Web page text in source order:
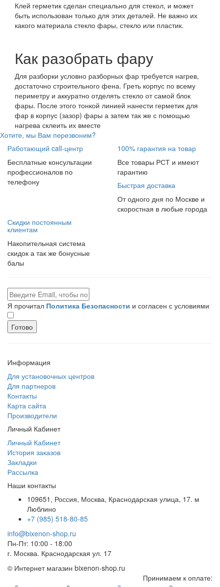
Клей герметик сделан специально для стекол, и может
быть использован только для этих деталей. Не важно их
какого материала стекло фары, стекло или пластик.
Как разобрать фару
Для разборки условно разборных фар требуется нагрев,
достаточно строительного фена. Греть корпус по всему
периметру и аккуратно отделять стекло от самой блок
фары. После этого тонкой линией нанести герметик для
фар в корпус (зазор) фары а затем так же с помощью
нагрева склеить их вместе
Хотите, мы Вам перезвоним?
Работающий call-центр
Бесплатные консультации
профессионалов по
телефону
100% гарантия на товар
Все товары РСТ и имеют
гарантию
Быстрая доставка
От одного дня по Москве и
скоростная в любые города
Скидки постоянным
клиентам
Накопительная система
скидок а так же бонусные
балы
Я прочитал Политика Безопасности и согласен с условиями
Готово
Информация
Для установочных центров
Для партнеров
Контакты
Карта сайта
Производители
Личный Кабинет
Личный Кабинет
История заказов
Закладки
Рассылка
Наши контакты
109651, Россия, Москва, Краснодарская улица, 17. м
Люблино
+7 (985) 518-80-85
info@bixenon-shop.ru
Пн-Пт: 10:00 - 18:00
г. Москва. Краснодарская ул. 17
© Интернет магазин bixenon-shop.ru
Принимаем к оплате: